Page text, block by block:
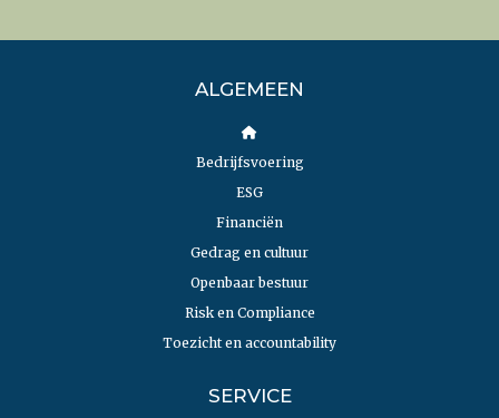
ALGEMEEN
Bedrijfsvoering
ESG
Financiën
Gedrag en cultuur
Openbaar bestuur
Risk en Compliance
Toezicht en accountability
SERVICE